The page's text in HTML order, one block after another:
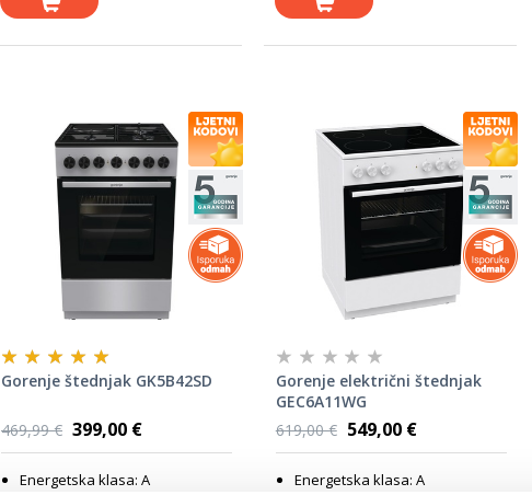
Gorenje štednjak GK5B42SD
469,99 € 399,00 €
Energetska klasa: A
Gorenje električni štednjak
GEC6A11WG
619,00 € 549,00 €
Energetska klasa: A